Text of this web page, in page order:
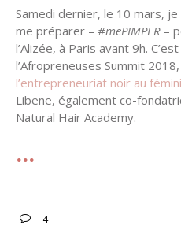
Samedi dernier, le 10 mars,
me préparer – #mePIMPER –
l’Alizée, à Paris avant 9h.
l’Afropreneuses Summit 2018,
l’entrepreneuriat noir au
Libene, également co-
Natural Hair Academy.
4